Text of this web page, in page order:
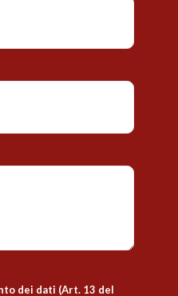
dei dati (Art. 13 del